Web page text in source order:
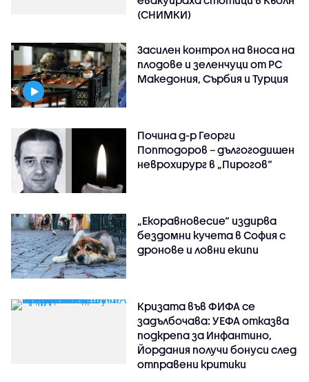
(СНИМКИ)
Засилен контрол на вноса на
плодове и зеленчуци от РС
Македония, Сърбия и Турция
Почина д-р Георги
Поптодоров – дългогодишен
неврохирург в „Пирогов“
„Екоравновесие“ издирва
бездомни кучета в София с
дронове и ловни екипи
Кризата във ФИФА се
задълбочава: УЕФА отказва
подкрепа за Инфантино,
Йордания получи бонуси след
отправени критики